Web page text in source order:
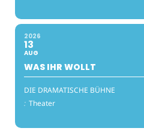
2026
13
AUG
WAS IHR WOLLT
DIE DRAMATISCHE BÜHNE
: Theater